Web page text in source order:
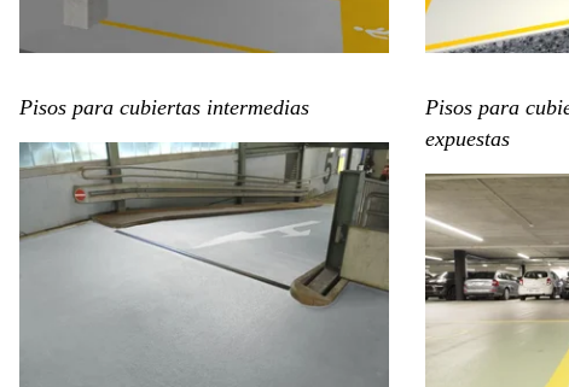
Pisos para cubiertas intermedias
Pisos para
expuestas